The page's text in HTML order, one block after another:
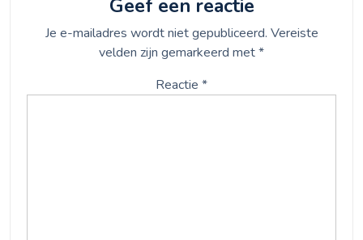
Geef een reactie
Je e-mailadres wordt niet gepubliceerd. Vereiste
velden zijn gemarkeerd met*
Reactie *